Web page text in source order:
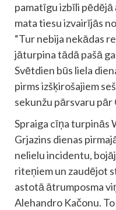
pamatīgu izbīli
mata tiesu izvairījās
“Tur nebija nekādas
jāturpina tādā pašā
Svētdien būs liela
pirms izšķirošajiem
sekunžu pārsvaru pār
Spraiga cīņa turpinās
Grjazins dienas
nelielu incidentu,
riteņiem un zaudējot
astotā ātrumposma
Alehandro Kačonu.